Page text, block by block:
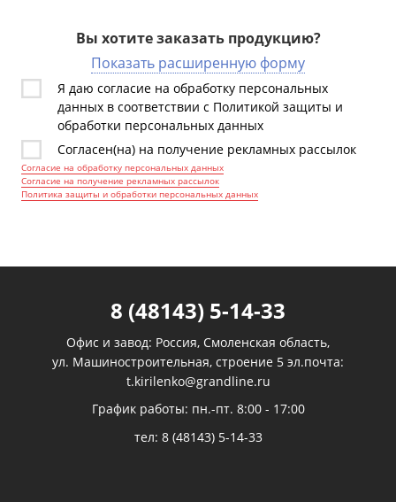
Вы хотите заказать продукцию?
Показать расширенную форму
Я даю согласие на обработку персональных
данных в соответствии с Политикой защиты и
обработки персональных данных
Согласен(на) на получение рекламных рассылок
Согласие на обработку персональных данных
Согласие на получение рекламных рассылок
Политика защиты и обработки персональных данных
8 (48143) 5-14-33
Офис и завод: Россия, Смоленская область,
ул. Машиностроительная, строение 5 эл.почта:
t.kirilenko@grandline.ru
График работы: пн.-пт. 8:00 - 17:00
тел: 8 (48143) 5-14-33